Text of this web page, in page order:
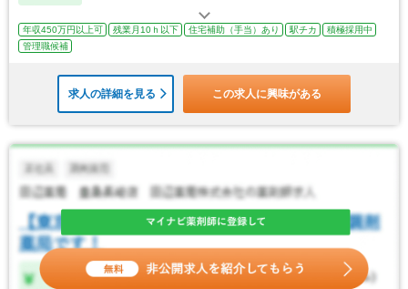
年収450万円以上可 残業月10ｈ以下 住宅補助（手当）あり 駅チカ
積極採用中
管理職候補
求人の詳細を見る この求人に興味がある